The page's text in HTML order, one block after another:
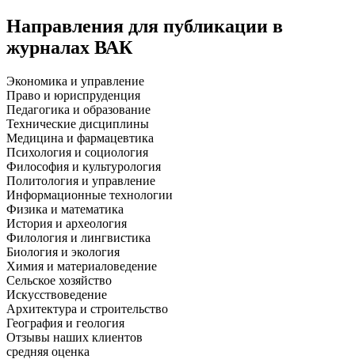
Направления для публикации в
журналах ВАК
Экономика и управление
Право и юриспруденция
Педагогика и образование
Технические дисциплины
Медицина и фармацевтика
Психология и социология
Философия и культурология
Политология и управление
Информационные технологии
Физика и математика
История и археология
Филология и лингвистика
Биология и экология
Химия и материаловедение
Сельское хозяйство
Искусствоведение
Архитектура и строительство
География и геология
Отзывы наших клиентов
средняя оценка